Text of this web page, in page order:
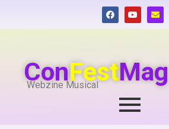
ConFestMag
Webzine Musical